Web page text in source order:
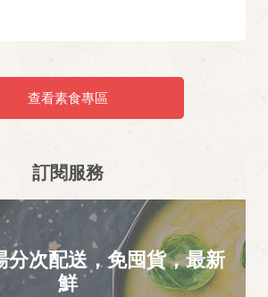
查看素食專區
訂閱服務
分次配送，免囤貨，最新
鮮